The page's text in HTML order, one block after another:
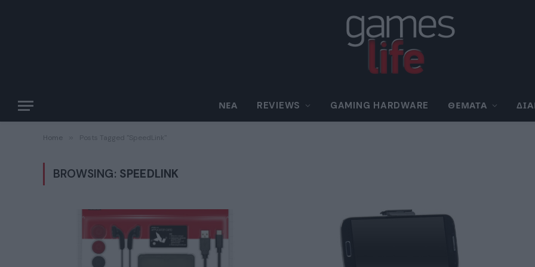
ΝΈΑ REVIEWS GAMING HARDWARE ΘΈΜΑΤΑ
Home Posts Tagged "SpeedLink"
BROWSING: SPEEDLINK